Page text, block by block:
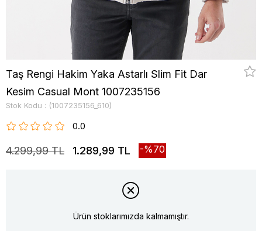
Taş Rengi Hakim Yaka Astarlı Slim Fit Dar
Kesim Casual Mont 1007235156
Stok Kodu (1007235156_610)
0.0
4.299,99 TL 1.289,99 TL 70
Ürün stoklarımızda kalmamıştır.